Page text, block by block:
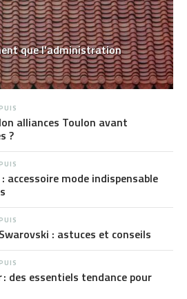
que l’administration
alliances Toulon avant
?
accessoire mode indispensable
: astuces et conseils
des essentiels tendance pour